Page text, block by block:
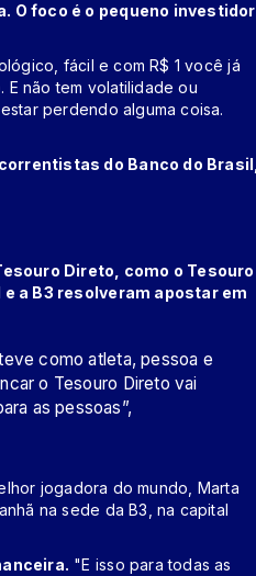
O foco é o pequeno investidor
fácil e com R$ 1 você já
E não tem volatilidade ou
perdendo alguma coisa.
do Banco do Brasil,
Direto, como o Tesouro
a B3 resolveram apostar em
como atleta, pessoa e
o Tesouro Direto vai
as pessoas”,
jogadora do mundo, Marta
na sede da B3, na capital
"E isso para todas as